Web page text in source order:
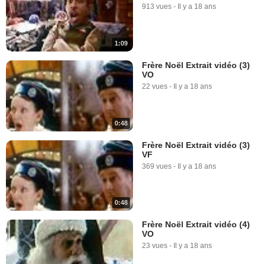
1:09
913 vues - Il y a 18 ans
0:48
Frère Noël Extrait vidéo (3)
VO
22 vues - Il y a 18 ans
0:48
Frère Noël Extrait vidéo (3)
VF
369 vues - Il y a 18 ans
Frère Noël Extrait vidéo (4)
VO
23 vues - Il y a 18 ans